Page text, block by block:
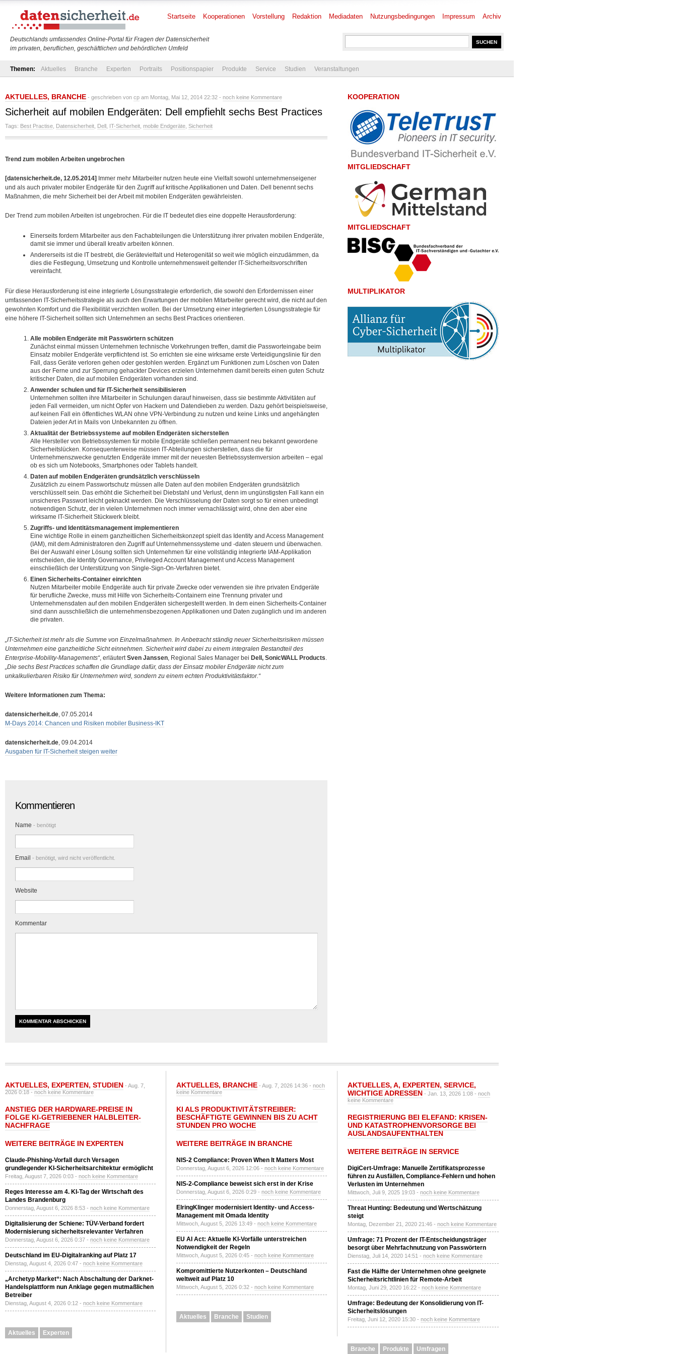
Deutschlands umfassendes Online-Portal für Fragen der Datensicherheit
im privaten, beruflichen, geschäftlichen und behördlichen Umfeld
Startseite Kooperationen Vorstellung Redaktion Mediadaten Nutzungsbedingungen Impressum Archiv
Themen: Aktuelles Branche Experten Portraits Positionspapier Produkte Service Studien Veranstaltungen
AKTUELLES, BRANCHE - geschrieben von cp am Montag, Mai 12, 2014 22:32 - noch keine Kommentare
Sicherheit auf mobilen Endgeräten: Dell empfiehlt sechs Best Practices
Tags: Best Practise Datensicherheit Dell IT-Sicherheit mobile Endgeräte Sicherheit
Trend zum mobilen Arbeiten ungebrochen
[datensicherheit.de, 12.05.2014] Immer mehr Mitarbeiter nutzen heute eine Vielfalt sowohl unternehmenseigener
und als auch privater mobiler Endgeräte für den Zugriff auf kritische Applikationen und Daten. Dell benennt sechs
Maßnahmen, die mehr Sicherheit bei der Arbeit mit mobilen Endgeräten gewährleisten.
Der Trend zum mobilen Arbeiten ist ungebrochen. Für die IT bedeutet dies eine doppelte Herausforderung:
Einerseits fordern Mitarbeiter aus den Fachabteilungen die Unterstützung ihrer privaten mobilen Endgeräte,
damit sie immer und überall kreativ arbeiten können.
Andererseits ist die IT bestrebt, die Gerätevielfalt und Heterogenität so weit wie möglich einzudämmen, da
dies die Festlegung, Umsetzung und Kontrolle unternehmensweit geltender IT-Sicherheitsvorschriften
vereinfacht.
Für diese Herausforderung ist eine integrierte Lösungsstrategie erforderlich, die sowohl den Erfordernissen einer
umfassenden IT-Sicherheitsstrategie als auch den Erwartungen der mobilen Mitarbeiter gerecht wird, die nicht auf den
gewohnten Komfort und die Flexibilität verzichten wollen. Bei der Umsetzung einer integrierten Lösungsstrategie für
eine höhere IT-Sicherheit sollten sich Unternehmen an sechs Best Practices orientieren.
Alle mobilen Endgeräte mit Passwörtern schützen
Zunächst einmal müssen Unternehmen technische Vorkehrungen treffen, damit die Passworteingabe beim
Einsatz mobiler Endgeräte verpflichtend ist. So errichten sie eine wirksame erste Verteidigungslinie für den
Fall, dass Geräte verloren gehen oder gestohlen werden. Ergänzt um Funktionen zum Löschen von Daten
aus der Ferne und zur Sperrung gehackter Devices erzielen Unternehmen damit bereits einen guten Schutz
kritischer Daten, die auf mobilen Endgeräten vorhanden sind.
Anwender schulen und für IT-Sicherheit sensibilisieren
Unternehmen sollten ihre Mitarbeiter in Schulungen darauf hinweisen, dass sie bestimmte Aktivitäten auf
jeden Fall vermeiden, um nicht Opfer von Hackern und Datendieben zu werden. Dazu gehört beispielsweise,
auf keinen Fall ein öffentliches WLAN ohne VPN-Verbindung zu nutzen und keine Links und angehängten
Dateien jeder Art in Mails von Unbekannten zu öffnen.
Aktualität der Betriebssysteme auf mobilen Endgeräten sicherstellen
Alle Hersteller von Betriebssystemen für mobile Endgeräte schließen permanent neu bekannt gewordene
Sicherheitslücken. Konsequenterweise müssen IT-Abteilungen sicherstellen, dass die für
Unternehmenszwecke genutzten Endgeräte immer mit der neuesten Betriebssystemversion arbeiten – egal
ob es sich um Notebooks, Smartphones oder Tablets handelt.
Daten auf mobilen Endgeräten grundsätzlich verschlüsseln
Zusätzlich zu einem Passwortschutz müssen alle Daten auf den mobilen Endgeräten grundsätzlich
verschlüsselt sein. Das erhöht die Sicherheit bei Diebstahl und Verlust, denn im ungünstigsten Fall kann ein
unsicheres Passwort leicht geknackt werden. Die Verschlüsselung der Daten sorgt so für einen unbedingt
notwendigen Schutz, der in vielen Unternehmen noch immer vernachlässigt wird, ohne den aber eine
wirksame IT-Sicherheit Stückwerk bleibt.
Zugriffs- und Identitätsmanagement implementieren
Eine wichtige Rolle in einem ganzheitlichen Sicherheitskonzept spielt das Identity and Access Management
(IAM), mit dem Administratoren den Zugriff auf Unternehmenssysteme und -daten steuern und überwachen.
Bei der Auswahl einer Lösung sollten sich Unternehmen für eine vollständig integrierte IAM-Applikation
entscheiden, die Identity Governance, Privileged Account Management und Access Management
einschließlich der Unterstützung von Single-Sign-On-Verfahren bietet.
Einen Sicherheits-Container einrichten
Nutzen Mitarbeiter mobile Endgeräte auch für private Zwecke oder verwenden sie ihre privaten Endgeräte
für berufliche Zwecke, muss mit Hilfe von Sicherheits-Containern eine Trennung privater und
Unternehmensdaten auf den mobilen Endgeräten sichergestellt werden. In dem einen Sicherheits-Container
sind dann ausschließlich die unternehmensbezogenen Applikationen und Daten zugänglich und im anderen
die privaten.
„IT-Sicherheit ist mehr als die Summe von Einzelmaßnahmen. In Anbetracht ständig neuer Sicherheitsrisiken müssen
Unternehmen eine ganzheitliche Sicht einnehmen. Sicherheit wird dabei zu einem integralen Bestandteil des
Enterprise-Mobility-Managements“, erläutertSven Janssen, Regional Sales Manager bei Dell, SonicWALL Products.
„Die sechs Best Practices schaffen die Grundlage dafür, dass der Einsatz mobiler Endgeräte nicht zum
unkalkulierbaren Risiko für Unternehmen wird, sondern zu einem echten Produktivitätsfaktor.“
Weitere Informationen zum Thema:
datensicherheit.de, 07.05.2014
M-Days 2014: Chancen und Risiken mobiler Business-IKT
datensicherheit.de, 09.04.2014
Ausgaben für IT-Sicherheit steigen weiter
Kommentieren
Name - benötigt
Email - benötigt, wird nicht veröffentlicht.
Website
Kommentar
KOOPERATION
MITGLIEDSCHAFT
MITGLIEDSCHAFT
MULTIPLIKATOR
AKTUELLES, EXPERTEN, STUDIEN - Aug. 7,
2026 0:18 -noch keine Kommentare
ANSTIEG DER HARDWARE-PREISE IN
FOLGE KI-GETRIEBENER HALBLEITER-
NACHFRAGE
WEITERE BEITRÄGE IN EXPERTEN
Claude-Phishing-Vorfall durch Versagen
grundlegender KI-Sicherheitsarchitektur ermöglicht
Freitag, August 7, 2026 0:03 - noch keine Kommentare
Reges Interesse am 4. KI-Tag der Wirtschaft des
Landes Brandenburg
Donnerstag, August 6, 2026 8:53 - noch keine Kommentare
Digitalisierung der Schiene: TÜV-Verband fordert
Modernisierung sicherheitsrelevanter Verfahren
Donnerstag, August 6, 2026 0:37 - noch keine Kommentare
Deutschland im EU-Digitalranking auf Platz 17
Dienstag, August 4, 2026 0:47 - noch keine Kommentare
„Archetyp Market“: Nach Abschaltung der Darknet-
Handelsplattform nun Anklage gegen mutmaßlichen
Betreiber
Dienstag, August 4, 2026 0:12 - noch keine Kommentare
Aktuelles Experten
AKTUELLES, BRANCHE - Aug. 7, 2026 14:36 - noch
keine Kommentare
KI ALS PRODUKTIVITÄTSTREIBER:
BESCHÄFTIGTE GEWINNEN BIS ZU ACHT
STUNDEN PRO WOCHE
WEITERE BEITRÄGE IN BRANCHE
NIS-2 Compliance: Proven When It Matters Most
Donnerstag, August 6, 2026 12:06 - noch keine Kommentare
NIS-2-Compliance beweist sich erst in der Krise
Donnerstag, August 6, 2026 0:29 - noch keine Kommentare
ElringKlinger modernisiert Identity- und Access-
Management mit Omada Identity
Mittwoch, August 5, 2026 13:49 - noch keine Kommentare
EU AI Act: Aktuelle KI-Vorfälle unterstreichen
Notwendigkeit der Regeln
Mittwoch, August 5, 2026 0:45 - noch keine Kommentare
Kompromittierte Nutzerkonten – Deutschland
weltweit auf Platz 10
Mittwoch, August 5, 2026 0:32 - noch keine Kommentare
Aktuelles Branche Studien
AKTUELLES, A, EXPERTEN, SERVICE,
WICHTIGE ADRESSEN - Jan. 13, 2026 1:08 - noch
keine Kommentare
REGISTRIERUNG BEI ELEFAND: KRISEN-
UND KATASTROPHENVORSORGE BEI
AUSLANDSAUFENTHALTEN
WEITERE BEITRÄGE IN SERVICE
DigiCert-Umfrage: Manuelle Zertifikatsprozesse
führen zu Ausfällen, Compliance-Fehlern und hohen
Verlusten im Unternehmen
Mittwoch, Juli 9, 2025 19:03 - noch keine Kommentare
Threat Hunting: Bedeutung und Wertschätzung
steigt
Montag, Dezember 21, 2020 21:46 - noch keine Kommentare
Umfrage: 71 Prozent der IT-Entscheidungsträger
besorgt über Mehrfachnutzung von Passwörtern
Dienstag, Juli 14, 2020 14:51 - noch keine Kommentare
Fast die Hälfte der Unternehmen ohne geeignete
Sicherheitsrichtlinien für Remote-Arbeit
Montag, Juni 29, 2020 16:22 - noch keine Kommentare
Umfrage: Bedeutung der Konsolidierung von IT-
Sicherheitslösungen
Freitag, Juni 12, 2020 15:30 - noch keine Kommentare
Branche Produkte Umfragen